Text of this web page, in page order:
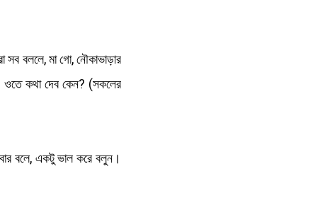
সব বললে, মা গো, নৌকাভাড়ার
ওতে কথা দেব কেন? (সকলের
বলে, একটু ভাল করে বলুন।